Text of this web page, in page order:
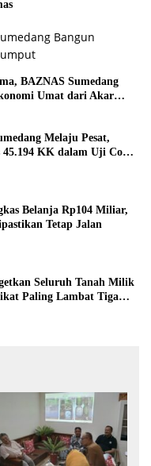
BAZNAS Sumedang
Umat dari Akar
Melaju Pesat,
45.194 KK dalam Uji Coba
Belanja Rp104 Miliar,
Tetap Jalan
Seluruh Tanah Milik
Paling Lambat Tiga